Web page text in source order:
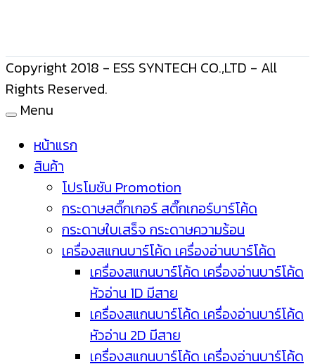
Copyright 2018 - ESS SYNTECH CO.,LTD - All
Rights Reserved.
Menu
หน้าแรก
สินค้า
โปรโมชัน Promotion
กระดาษสติ๊กเกอร์ สติ๊กเกอร์บาร์โค้ด
กระดาษใบเสร็จ กระดาษความร้อน
เครื่องสแกนบาร์โค้ด เครื่องอ่านบาร์โค้ด
เครื่องสแกนบาร์โค้ด เครื่องอ่านบาร์โค้ด
หัวอ่าน 1D มีสาย
เครื่องสแกนบาร์โค้ด เครื่องอ่านบาร์โค้ด
หัวอ่าน 2D มีสาย
เครื่องสแกนบาร์โค้ด เครื่องอ่านบาร์โค้ด